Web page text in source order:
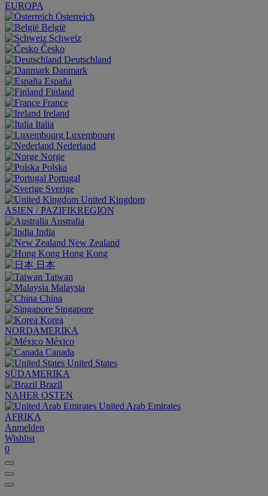
EUROPA
Österreich
België
Schweiz
Česko
Deutschland
Danmark
España
Finland
France
Ireland
Italia
Luxembourg
Nederland
Norge
Polska
Portugal
Sverige
United Kingdom
ASIEN / PAZIFIKREGION
Australia
India
New Zealand
Hong Kong
日本
Taiwan
Malaysia
China
Singapore
Korea
NORDAMERIKA
México
Canada
United States
SÜDAMERIKA
Brazil
NAHER OSTEN
United Arab Emirates
AFRIKA
Anmelden
Wishlist
0